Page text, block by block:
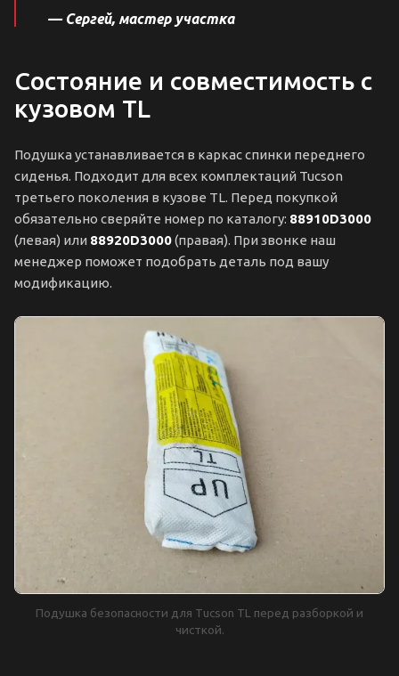
— Сергей, мастер участка
Состояние и совместимость с
кузовом TL
Подушка устанавливается в каркас спинки переднего
сиденья. Подходит для всех комплектаций Tucson
третьего поколения в кузове TL. Перед покупкой
обязательно сверяйте номер по каталогу: 88910D3000
(левая) или 88920D3000(правая). При звонке наш
менеджер поможет подобрать деталь под вашу
модификацию.
Подушка безопасности для Tucson TL перед разборкой и
чисткой.